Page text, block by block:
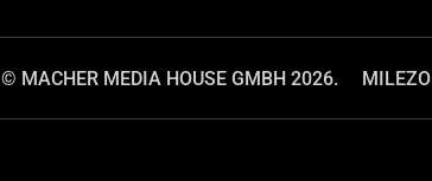
© MACHER MEDIA HOUSE GMBH 2026. MILEZO